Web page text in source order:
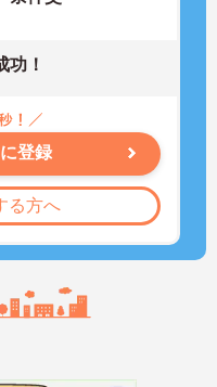
功！
登録
る方へ